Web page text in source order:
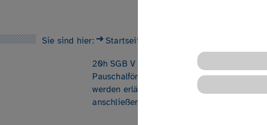
Sie sind hier: Startseite
In dieser Online-Informationsveranstaltung
Fördermöglichkeiten für
dem Leitfaden zur gesundheitsbezogenen
20h SGB V vorgestellt. Die neuen
Pauschalförderung in Sachsen für das
werden erläutert. Dabei werden
anschließend auftretende Fragen geklärt.